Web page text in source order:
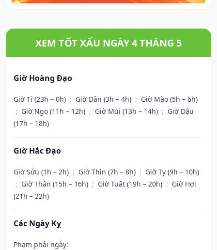
XEM TỐT XẤU NGÀY 4 THÁNG 5
Giờ Hoàng Đạo
Giờ Tí (23h – 0h) ; Giờ Dần (3h – 4h) ; Giờ Mão (5h – 6h)
; Giờ Ngọ (11h – 12h) ; Giờ Mùi (13h – 14h) ; Giờ Dậu
(17h – 18h)
Giờ Hắc Đạo
Giờ Sửu (1h – 2h) ; Giờ Thìn (7h – 8h) ; Giờ Tỵ (9h – 10h)
; Giờ Thân (15h – 16h) ; Giờ Tuất (19h – 20h) ; Giờ Hợi
(21h – 22h)
Các Ngày Kỵ
Phạm phải ngày: